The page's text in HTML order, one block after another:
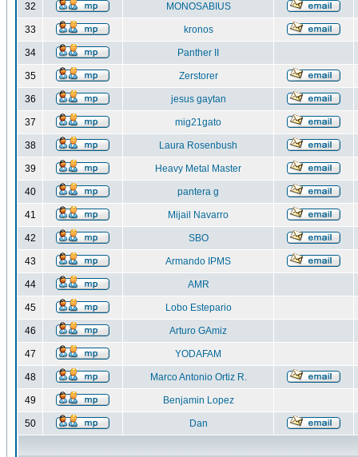
32 MONOSABIUS
33 kronos
34 Panther II
35 Zerstorer
36 jesus gaytan
37 mig21gato
38 Laura Rosenbush
39 Heavy Metal Master
40 pantera g
41 Mijail Navarro
42 SBO
43 Armando IPMS
44 AMR
45 Lobo Estepario
46 Arturo GAmiz
47 YODAFAM
48 Marco Antonio Ortiz R.
49 Benjamin Lopez
50 Dan